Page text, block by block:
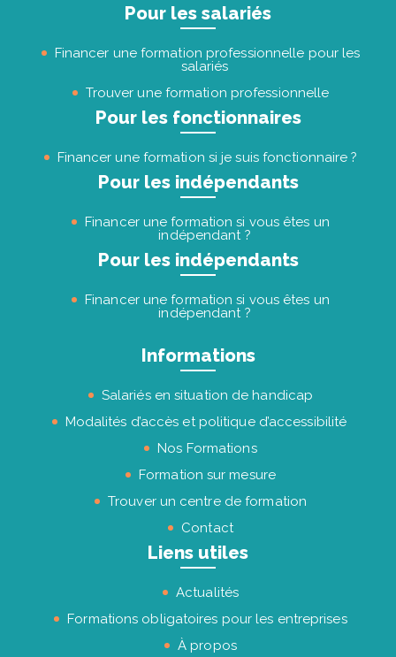
Pour les salariés
Financer une formation professionnelle pour les
salariés
Trouver une formation professionnelle
Pour les fonctionnaires
Financer une formation si je suis fonctionnaire ?
Pour les indépendants
Financer une formation si vous êtes un
indépendant ?
Pour les indépendants
Financer une formation si vous êtes un
indépendant ?
Informations
Salariés en situation de handicap
Modalités d’accès et politique d’accessibilité
Nos Formations
Formation sur mesure
Trouver un centre de formation
Contact
Liens utiles
Actualités
Formations obligatoires pour les entreprises
À propos